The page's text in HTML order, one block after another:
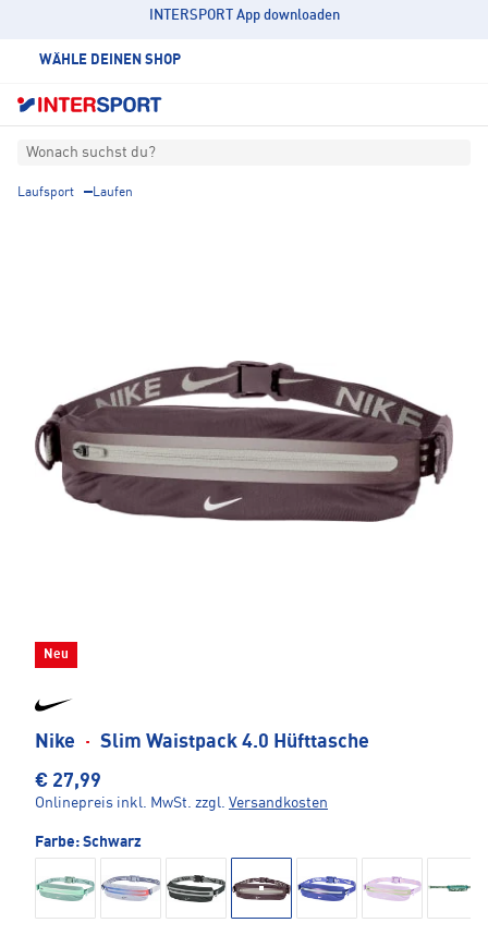
INTERSPORT App downloaden
WÄHLE DEINEN SHOP
Wonach suchst du?
Laufsport Laufen
Neu
Nike · Slim Waistpack 4.0 Hüfttasche
€ 27,99
Onlinepreis inkl. MwSt. zzgl. Versandkosten
Farbe: Schwarz